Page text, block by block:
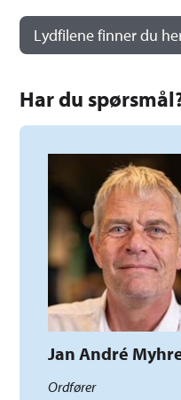
Lydfilene finner du
Har du
Jan André
Ordfører